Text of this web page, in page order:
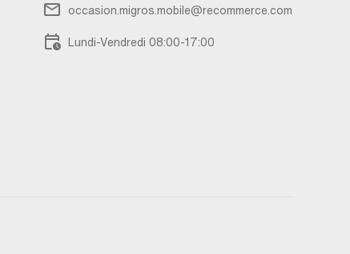
occasion.migros.mobile@recommerce.com
Lundi-Vendredi 08:00-17:00